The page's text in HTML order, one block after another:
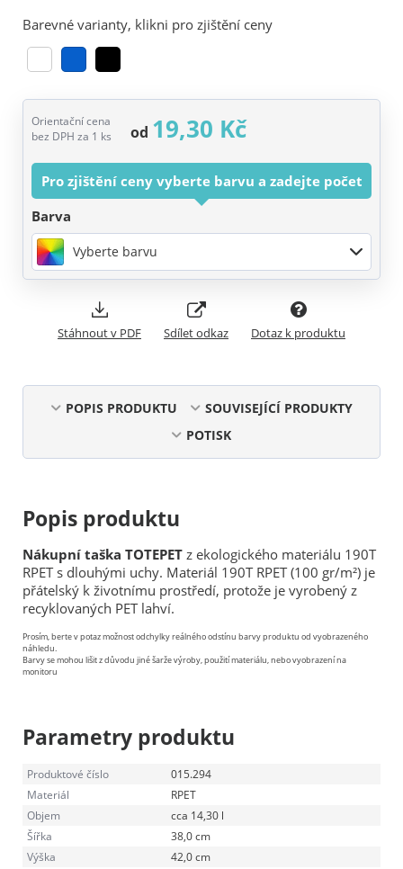
Barevné varianty, klikni pro zjištění ceny
Orientační cena
bez DPH za 1 ks
od 19,30 Kč
Pro zjištění ceny vyberte barvu a zadejte počet
Barva
Vyberte barvu
Stáhnout v PDF Sdílet odkaz Dotaz k produktu
POPIS PRODUKTU
SOUVISEJÍCÍ PRODUKTY
POTISK
Popis produktu
Nákupní taška TOTEPET z ekologického materiálu 190T
RPET s dlouhými uchy. Materiál 190T RPET (100 gr/m²) je
přátelský k životnímu prostředí, protože je vyrobený z
recyklovaných PET lahví.
Prosím, berte v potaz možnost odchylky reálného odstínu barvy produktu od vyobrazeného
náhledu.
Barvy se mohou lišit z důvodu jiné šarže výroby, použití materiálu, nebo vyobrazení na
monitoru
Parametry produktu
Produktové číslo
015.294
Materiál
RPET
Objem
cca 14,30 l
Šířka
38,0 cm
Výška
42,0 cm